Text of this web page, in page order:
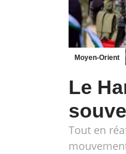
Moyen-Orient
Le
Tout en